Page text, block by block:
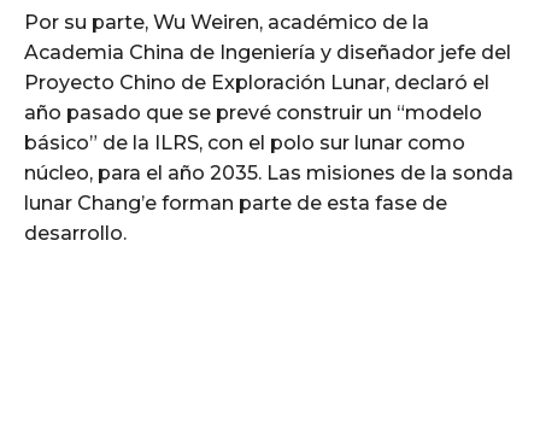
Por su parte, Wu Weiren, académico de la
Academia China de Ingeniería y diseñador jefe del
Proyecto Chino de Exploración Lunar, declaró el
año pasado que se prevé construir un “modelo
básico” de la ILRS, con el polo sur lunar como
núcleo, para el año 2035. Las misiones de la sonda
lunar Chang’e forman parte de esta fase de
desarrollo.